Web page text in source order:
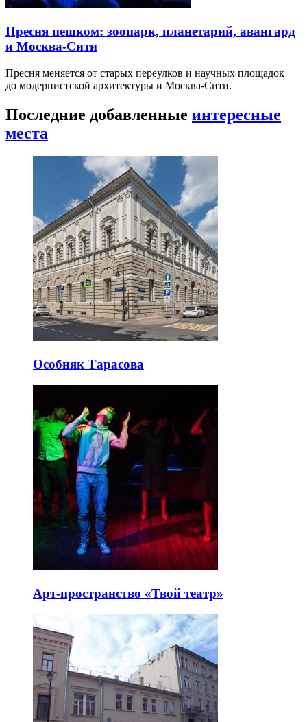
Пресня пешком: зоопарк, планетарий, авангард
и Москва-Сити
Пресня меняется от старых переулков и научных площадок
до модернистской архитектуры и Москва-Сити.
Последние добавленные интересные
места
Особняк Тарасова
Арт-пространство «Твой театр»